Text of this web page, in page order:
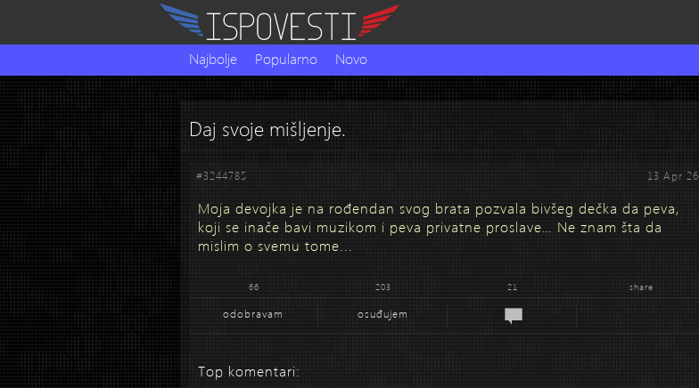
Najbolje Popularno Novo
Daj svoje mišljenje.
#3244785 13 Apr 26
Moja devojka je na rođendan svog brata pozvala bivšeg dečka da peva,
koji se inače bavi muzikom i peva privatne proslave… Ne znam šta da
mislim o svemu tome...
66 203 21 share
odobravam osuđujem
Top komentari: